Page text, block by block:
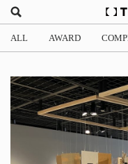
ALL AWARD